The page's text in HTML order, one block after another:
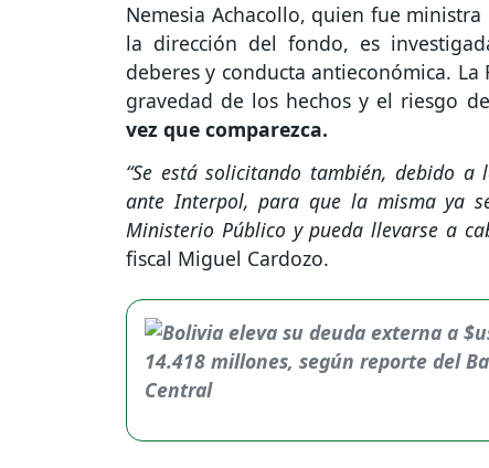
Nemesia Achacollo, quien fue
la dirección del fondo, es
deberes y conducta antieconómica.
gravedad de los hechos y el riesgo
vez que comparezca.
“Se está solicitando también, debido
ante Interpol, para que la misma ya
Ministerio Público y pueda llevarse a
fiscal Miguel Cardozo.